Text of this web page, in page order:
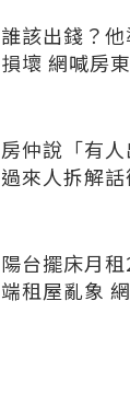
誰該出錢？
損壞 網喊房
房仲說「有
過來人拆解
陽台擺床月
端租屋亂象